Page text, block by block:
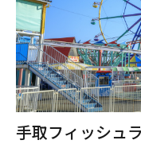
手取フィッシュ